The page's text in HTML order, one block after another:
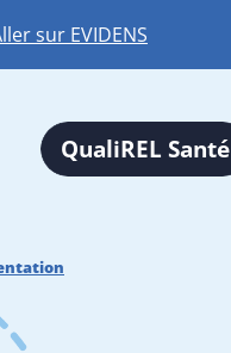
sur EVIDENS
QualiREL Santé